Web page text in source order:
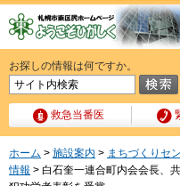
お探しの情報は何ですか。
救急当番医
ホーム > 施設案内 > まちづくりセ
情報 > 白石奎一連合町内会会長、